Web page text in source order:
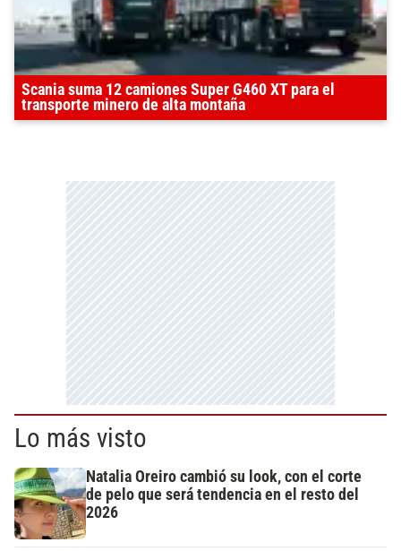
Scania suma 12 camiones Super G460 XT para el
transporte minero de alta montaña
Lo más visto
Natalia Oreiro cambió su look, con el corte
de pelo que será tendencia en el resto del
2026